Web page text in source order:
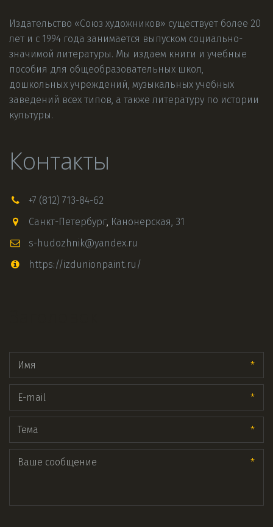
Издательство «Союз художников» существует более 20
лет и с 1994 года занимается выпуском социально-
значимой литературы. Мы издаем книги и учебные
пособия для общеобразовательных школ,
дошкольных учреждений, музыкальных учебных
заведений всех типов, а также литературу по истории
культуры.
Контакты
+7 (812) 713-84-62
Санкт-Петербург, Канонерская, 31
s-hudozhnik@yandex.ru
https://izdunionpaint.ru/
*
*
*
*